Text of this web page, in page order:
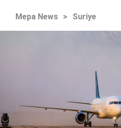
Mepa News > Suriye